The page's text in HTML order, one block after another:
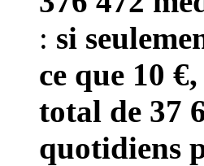
: si
ce que 10
total de 37
quotidiens